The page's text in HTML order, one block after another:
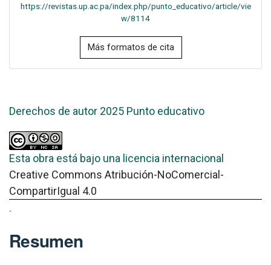
https://revistas.up.ac.pa/index.php/punto_educativo/article/vie
w/8114
Más formatos de cita
Derechos de autor 2025 Punto educativo
Esta obra está bajo una licencia internacional
Creative Commons Atribución-NoComercial-
CompartirIgual 4.0
.
Resumen